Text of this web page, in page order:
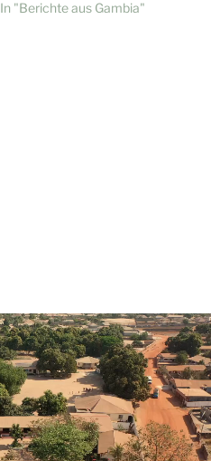
In "Berichte aus Gambia"